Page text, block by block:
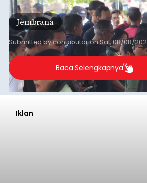
Soekarno ini memadukan
ekonomi masyarakat dengan aksi
mendapat antusiasme tinggi dan
transaksi mencapai Rp672.733.200.
Jembrana
Submitted bycontributoronSat, 08/08/
Baca Selengkapnya
Iklan